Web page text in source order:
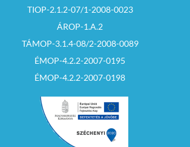
TIOP-2.1.2-07/1-2008-0023
ÁROP-1.A.2
TÁMOP-3.1.4-08/2-2008-0089
ÉMOP-4.2.2-2007-0195
ÉMOP-4.2.2-2007-0198